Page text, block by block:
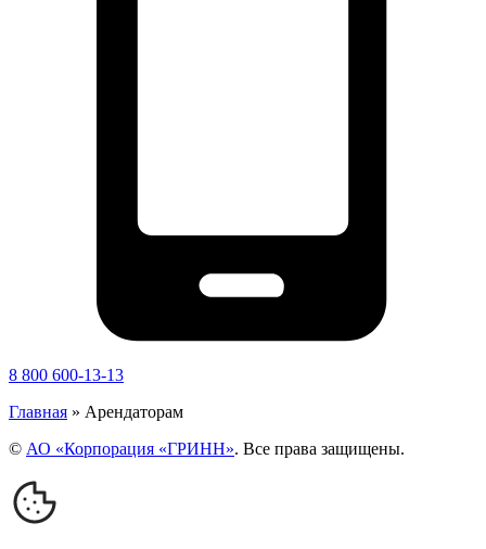
8 800 600-13-13
Главная » Арендаторам
© АО «Корпорация «ГРИНН». Все права защищены.